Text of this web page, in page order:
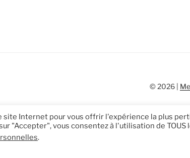
© 2026 |
site Internet pour vous offrir l'expérience la plus
"Accepter", vous consentez à l'utilisation de TOUS
.